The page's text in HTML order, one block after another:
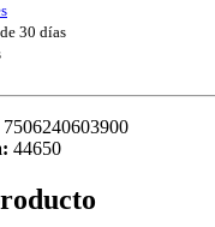
30 días
7506240603900
44650